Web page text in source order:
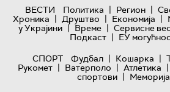
ВЕСТИ Политика | Регион |
Хроника | Друштво | Економија |
у Украјини | Време | Сервисне
Подкаст | ЕУ
СПОРТ
Фудбал | Кошарка |
Рукомет | Ватерполо | Атлетика |
спортови |